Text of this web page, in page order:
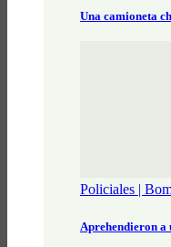
Una camioneta
Policiales |
Aprehendieron a